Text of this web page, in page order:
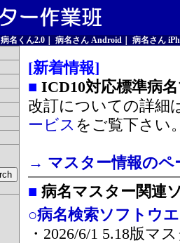
病名くん2.0 病名さん Android
病名さん
[新着情報]
■ ICD10対応標準病
改訂についての詳細
ービス をご覧下さい
→ マスター情報のペ
■ 病名マスター関連
○病名検索ソフトウ
・2026/6/1 5.18版マ